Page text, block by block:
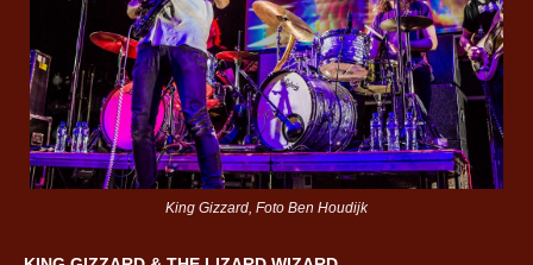
King Gizzard, Foto Ben Houdijk